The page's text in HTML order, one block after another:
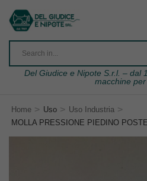
Del Giudice e Nipote S.r.l. – dal
macchine
Home > Uso > Uso Industria >
MOLLA PRESSIONE PIEDINO